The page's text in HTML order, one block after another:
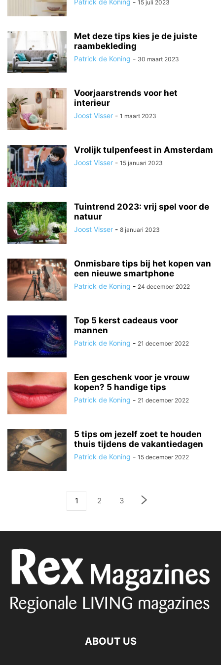
Patrick de Koning - 15 juli 2023
Met deze tips kies je de juiste
raambekleding
Patrick de Koning - 30 maart 2023
Voorjaarstrends voor het
interieur
Joost Visser - 1 maart 2023
Vrolijk tulpenfeest in Amsterdam
Joost Visser - 15 januari 2023
Tuintrend 2023: vrij spel voor de
natuur
Joost Visser - 8 januari 2023
Onmisbare tips bij het kopen van
een nieuwe smartphone
Patrick de Koning - 24 december 2022
Top 5 kerst cadeaus voor
mannen
Patrick de Koning - 21 december 2022
Een geschenk voor je vrouw
kopen? 5 handige tips
Patrick de Koning - 21 december 2022
5 tips om jezelf zoet te houden
thuis tijdens de vakantiedagen
Patrick de Koning - 15 december 2022
1 2 3
ABOUT US